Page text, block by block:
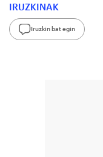
IRUZKINAK
Iruzkin bat egin